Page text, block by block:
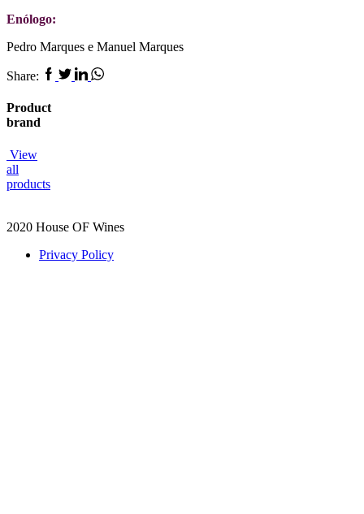
Enólogo:
Pedro Marques e Manuel Marques
Share: Facebook
TwitterLinkedin
Whatsapp
Product
brand
View
all
products
2020 House OF Wines
Privacy Policy